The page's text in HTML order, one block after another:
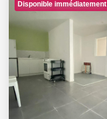
Disponible immédiatement